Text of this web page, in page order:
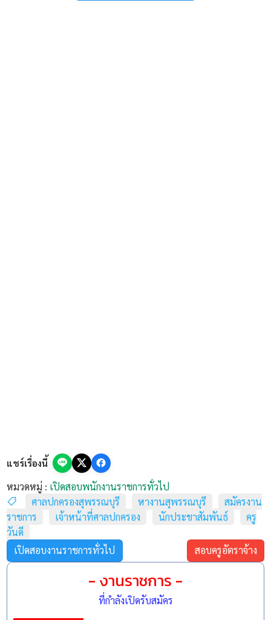
ตำแหน่งที่รับสมัคร และอัตราค่าตอบแทนสุด
ปัง!
การรับสมัครในครั้งนี้เพื่อปฏิบัติงาน ณ สำนักงานศาล
ปกครองสุพรรณบุรี โดยมีสวัสดิการและค่าตอบแทนที่ดึงดูด
แชร์เรื่องนี้
หมวดหมู่ : เปิดสอบพนักงานราชการทั่วไป
ศาลปกครองสุพรรณบุรี
หางานสุพรรณบุรี
สมัครงาน
ราชการ
เจ้าหน้าที่ศาลปกครอง นักประชาสัมพันธ์
ครู
วันดี
เปิดสอบงานราชการทั่วไป
สอบครูอัตราจ้าง
- งานราชการ -
ที่กำลังเปิดรับสมัคร